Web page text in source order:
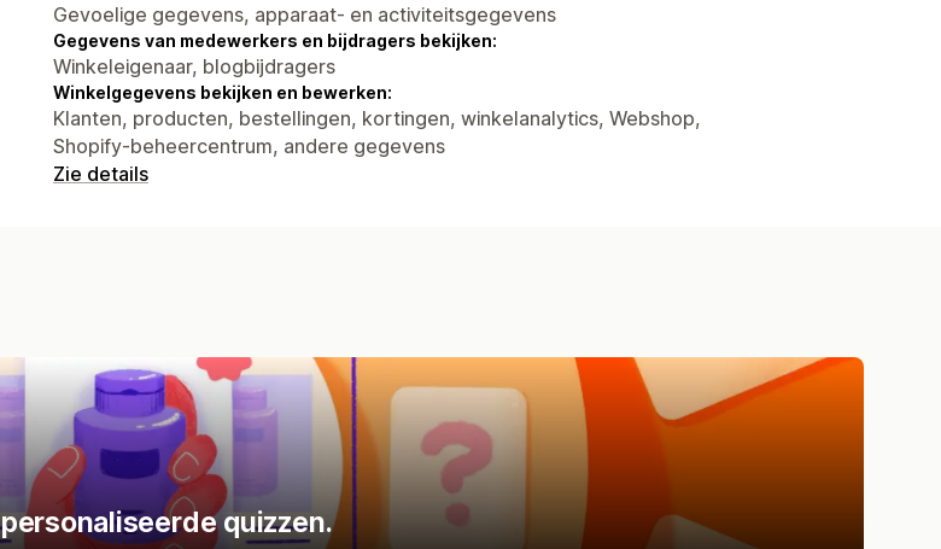
Gevoelige gegevens, apparaat- en activiteitsgegevens
Gegevens van medewerkers en bijdragers bekijken:
Winkeleigenaar, blogbijdragers
Winkelgegevens bekijken en bewerken:
Klanten, producten, bestellingen, kortingen, winkelanalytics, Webshop,
Shopify-beheercentrum, andere gegevens
Zie details
quizzen.